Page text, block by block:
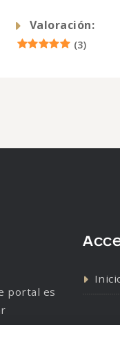
Valoración:
(3)
portal es
nuestro
correo